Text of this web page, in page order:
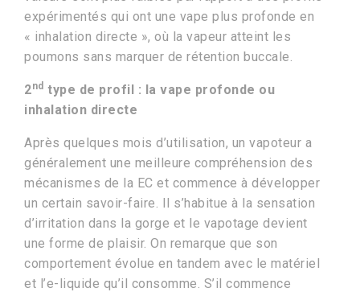
expérimentés qui ont une vape plus profonde en
« inhalation directe », où la vapeur atteint les
poumons sans marquer de rétention buccale.
2nd type de profil : la vape profonde ou
inhalation directe
Après quelques mois d’utilisation, un vapoteur a
généralement une meilleure compréhension des
mécanismes de la EC et commence à développer
un certain savoir-faire. Il s’habitue à la sensation
d’irritation dans la gorge et le vapotage devient
une forme de plaisir. On remarque que son
comportement évolue en tandem avec le matériel
et l’e-liquide qu’il consomme. S’il commence